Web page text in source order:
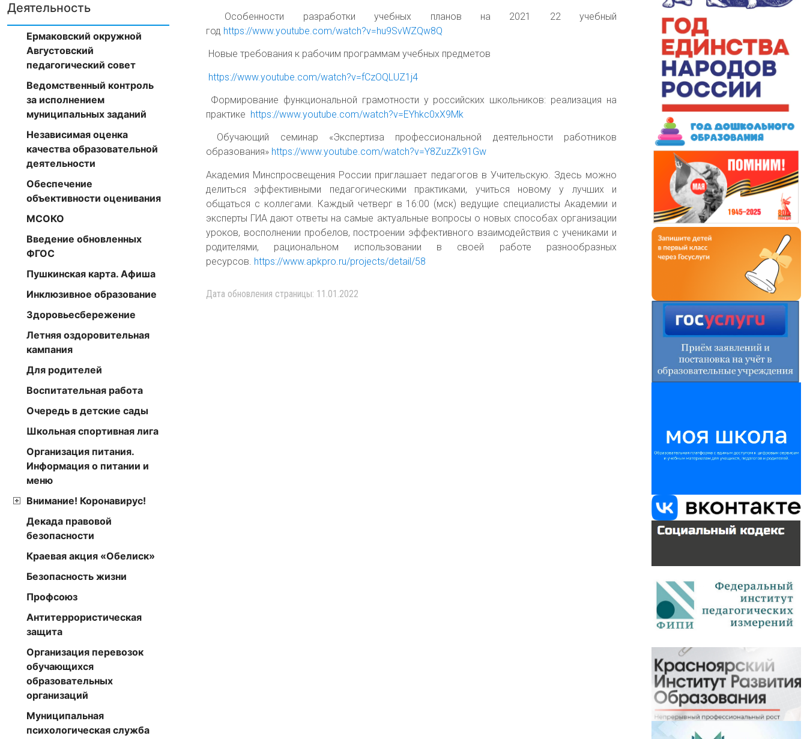
Деятельность
Ермаковский окружной
Августовский
педагогический совет
Ведомственный контроль
за исполнением
муниципальных заданий
Независимая оценка
качества образовательной
деятельности
Обеспечение
объективности оценивания
МСОКО
Введение обновленных
ФГОС
Пушкинская карта. Афиша
Инклюзивное образование
Здоровьесбережение
Летняя оздоровительная
кампания
Для родителей
Воспитательная работа
Очередь в детские сады
Школьная спортивная лига
Организация питания.
Информация о питании и
меню
Внимание! Коронавирус!
Декада правовой
безопасности
Краевая акция «Обелиск»
Безопасность жизни
Профсоюз
Антитеррористическая
защита
Организация перевозок
обучающихся
образовательных
организаций
Муниципальная
психологическая служба
Особенности разработки учебных планов на 2021 22 учебный
год https://www.youtube.com/watch?v=hu9SvWZQw8Q
Новые требования к рабочим программам учебных предметов
https://www.youtube.com/watch?v=fCzOQLUZ1j4
Формирование функциональной грамотности у российских школьников: реализация на
практике https://www.youtube.com/watch?v=EYhkc0xX9Mk
Обучающий семинар «Экспертиза профессиональной деятельности работников
образования» https://www.youtube.com/watch?v=Y8ZuzZk91Gw
Академия Минспросвещения России приглашает педагогов в Учительскую. Здесь можно
делиться эффективными педагогическими практиками, учиться новому у лучших и
общаться с коллегами. Каждый четверг в 16:00 (мск) ведущие специалисты Академии и
эксперты ГИА дают ответы на самые актуальные вопросы о новых способах организации
уроков, восполнении пробелов, построении эффективного взаимодействия с учениками и
родителями, рациональном использовании в своей работе разнообразных
ресурсов. https://www.apkpro.ru/projects/detail/58
Дата обновления страницы: 11.01.2022